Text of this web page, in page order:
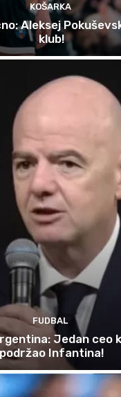
KOŠARKA
Aleksej
klub!
FUDBAL
Jedan ceo
podržao Infantina!